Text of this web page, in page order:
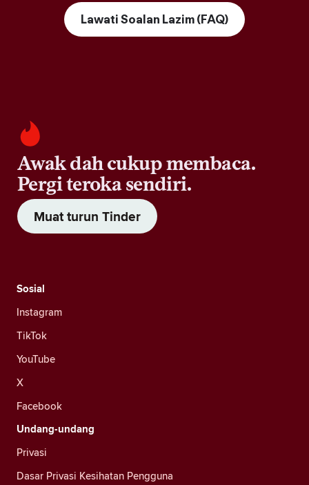
Lawati Soalan Lazim (FAQ)
Awak dah cukup membaca.
Pergi teroka sendiri.
Muat turun Tinder
Sosial
Instagram
TikTok
YouTube
X
Facebook
Undang-undang
Privasi
Dasar Privasi Kesihatan Pengguna